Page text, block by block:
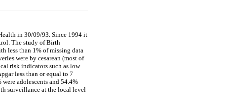
in 30/09/93. Since 1994 it
The study of Birth
less than 1% of missing data
were by cesarean (most of
risk indicators such as low
less than or equal to 7
adolescents and 54.4%
surveillance at the local level